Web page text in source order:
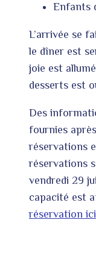
Enfants
L’arrivée se
le dîner est
joie est
desserts est
Des
fournies
réservations
réservations
vendredi 29
capacité est
réservation ici